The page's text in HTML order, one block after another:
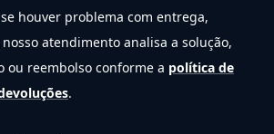
houver problema com entrega,
atendimento analisa a solução,
ou reembolso conforme a política de
.